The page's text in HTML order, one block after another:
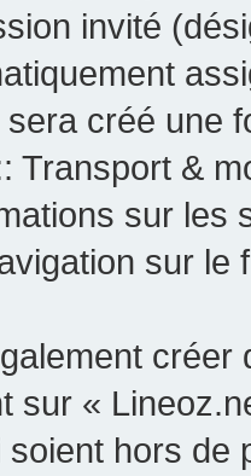
invité
créé une
Transport &
sur les
sur le
sur «
hors de